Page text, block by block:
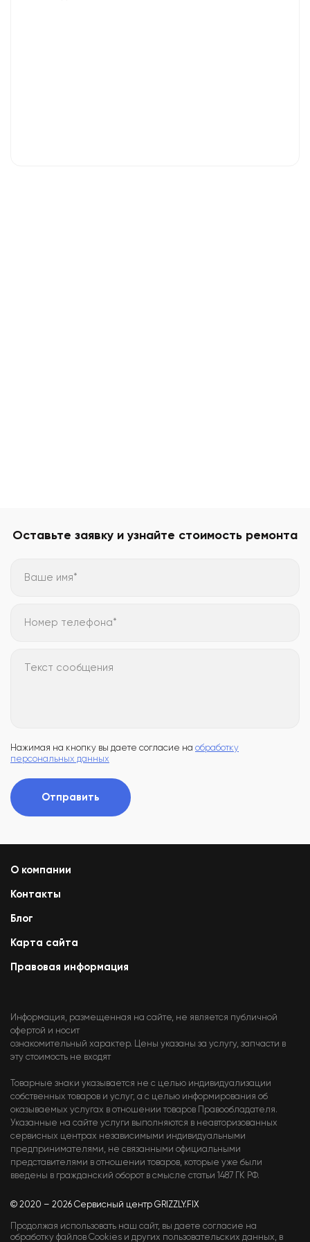
Оставьте заявку и узнайте стоимость ремонта
Ваше имя*
Номер телефона*
Текст сообщения
Нажимая на кнопку вы даете согласие на обработку
персональных данных
Отправить
О компании
Контакты
Блог
Карта сайта
Правовая информация
Информация, размещенная на сайте, не является публичной
офертой и носит
ознакомительный характер. Цены указаны за услугу, запчасти в
эту стоимость не входят
Товарные знаки указывается не с целью индивидуализации
собственных товаров и услуг, а с целью информирования об
оказываемых услугах в отношении товаров Правообладателя.
Указанные на сайте услуги выполняются в неавторизованных
сервисных центрах независимыми индивидуальными
предпринимателями, не связанными официальными
представителями в отношении товаров, которые уже были
введены в гражданский оборот в смысле статьи 1487 ГК РФ.
© 2020 – 2026 Сервисный центр GRIZZLY.FIX
Продолжая использовать наш сайт, вы даете согласие на
обработку файлов Cookies и других пользовательских данных, в